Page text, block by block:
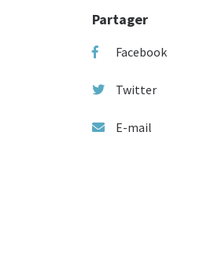
Partager
Facebook
Twitter
E-mail